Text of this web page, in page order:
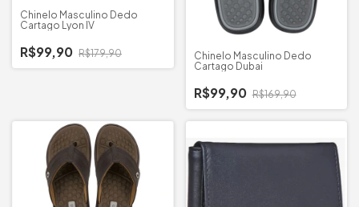
Chinelo Masculino Dedo
Cartago Lyon IV
R$99,90 R$179,90
Chinelo Masculino Dedo
Cartago Dubai
R$99,90 R$169,90